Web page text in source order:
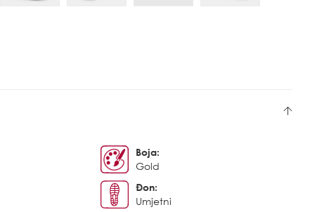
Boja:
Gold
Đon:
Umjetni